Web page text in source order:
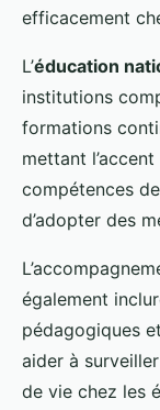
efficacement
L’éducation
institutions
formations
mettant
compétences
d’adopter des
également
pédagogiques
aider à
de vie chez les